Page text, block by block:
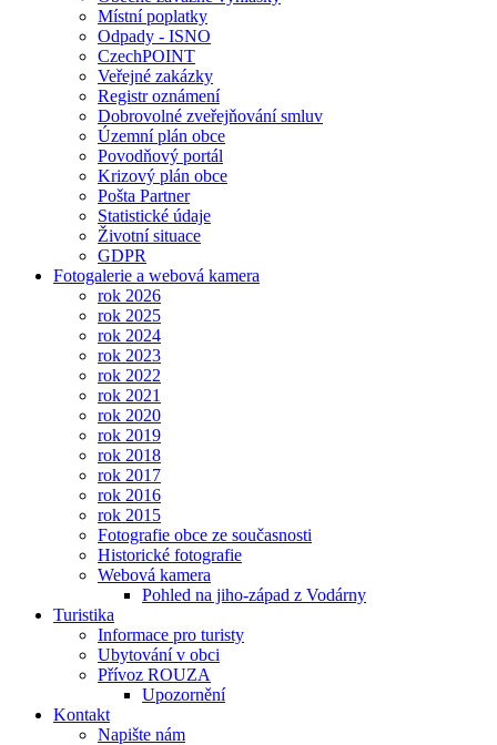
Místní poplatky
Odpady - ISNO
CzechPOINT
Veřejné zakázky
Registr oznámení
Dobrovolné zveřejňování smluv
Územní plán obce
Povodňový portál
Krizový plán obce
Pošta Partner
Statistické údaje
Životní situace
GDPR
Fotogalerie a webová kamera
rok 2026
rok 2025
rok 2024
rok 2023
rok 2022
rok 2021
rok 2020
rok 2019
rok 2018
rok 2017
rok 2016
rok 2015
Fotografie obce ze současnosti
Historické fotografie
Webová kamera
Pohled na jiho-západ z Vodárny
Turistika
Informace pro turisty
Ubytování v obci
Přívoz ROUZA
Upozornění
Kontakt
Napište nám